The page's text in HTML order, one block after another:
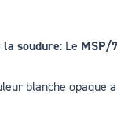
soudure: Le MSP/
blanche